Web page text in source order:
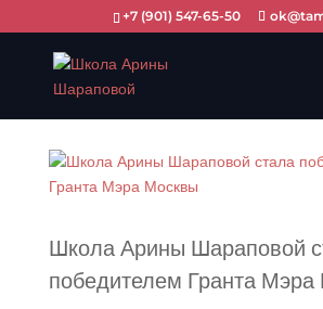
+7 (901) 547-65-50
Школа Арины Шараповой
победителем Гранта